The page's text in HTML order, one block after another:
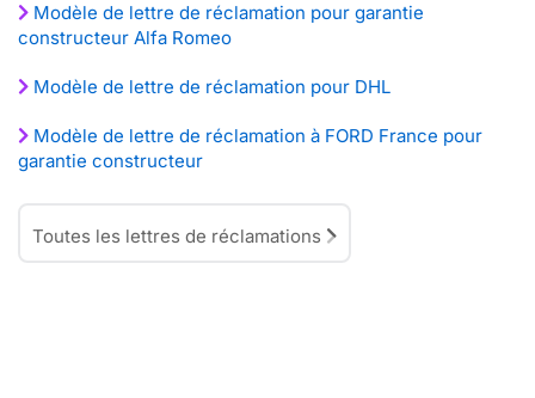
Modèle de lettre de réclamation pour garantie
constructeur Alfa Romeo
Modèle de lettre de réclamation pour DHL
Modèle de lettre de réclamation à FORD France pour
garantie constructeur
Toutes les lettres de réclamations